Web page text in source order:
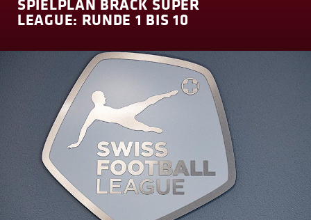
SPIELPLAN BRACK SUPER
LEAGUE: RUNDE 1 BIS 10